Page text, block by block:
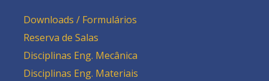
Downloads / Formulários
Reserva de Salas
Disciplinas Eng. Mecânica
Disciplinas Eng. Materiais